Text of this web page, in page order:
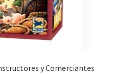
y Comerciantes